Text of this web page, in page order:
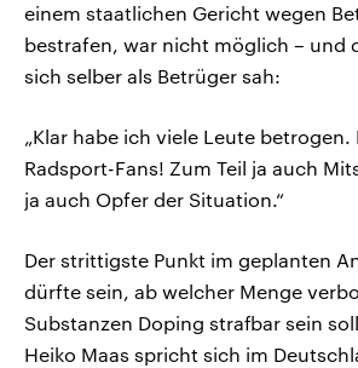
einem staatlichen Gericht wegen
bestrafen, war nicht möglich – und
sich selber als Betrüger sah:
„Klar habe ich viele Leute betrogen.
Radsport-Fans! Zum Teil ja auch
ja auch Opfer der Situation.“
Der strittigste Punkt im geplanten
dürfte sein, ab welcher Menge
Substanzen Doping strafbar sein
Heiko Maas spricht sich im